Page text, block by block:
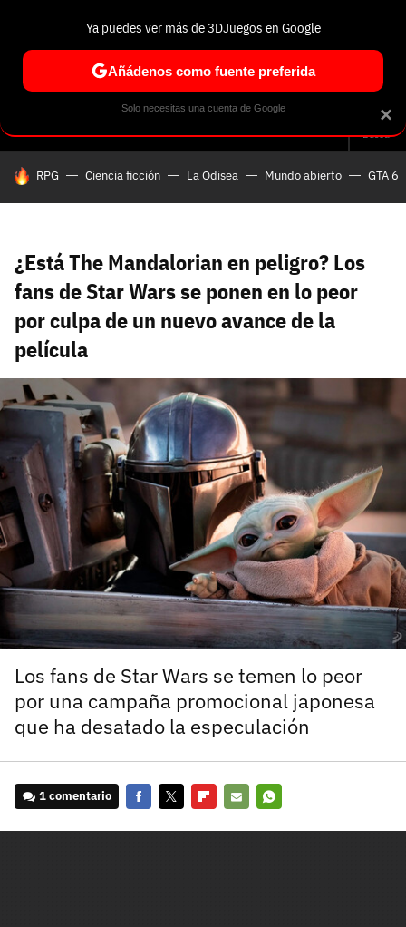
Buscar
HOY SE HABLA DE
RPG Ciencia ficción La Odisea Mundo abierto GTA 6
¿Está The Mandalorian en peligro? Los
fans de Star Wars se ponen en lo peor
por culpa de un nuevo avance de la
película
Los fans de Star Wars se temen lo peor
por una campaña promocional japonesa
que ha desatado la especulación
1 comentario
Entra en 3DJuegos
Correo electrónico
Contraseña
Iniciar sesión Recuperar contraseña
¿Todavía no tienes cuenta?
Regístrate gratis
El inicio de sesión con Facebook ya no está
disponible, pero puedes seguir usando tu cuenta
de 3DJuegos:
Recupera tu acceso con Facebook
Regístrate en 3DJuegos
Correo electrónico
Contraseña (mínimo 6 caracteres)
Nombre de usuario
Se usa para la dirección de tu página de usuario.
Piénsalo bien porque no podrás cambiarlo. Mínimo 3
caracteres, se pueden usar números (no como
carácter inicial), pero no mayúsculas, espacios, tildes
o caracteres especiales.
He leído y acepto lapolitica de privacidad y
de participación
Registrarse en 3DJuegos
Entra con Google
¿Ya tienes cuenta?
Recuperar contraseña
Correo electrónico
Recuperar contraseña Cancelar
Te enviaremos un correo electrónico con un
Facebook:
Recuperar contraseña
×
Ya puedes ver más de 3DJuegos en Google
Añádenos como fuente preferida
Solo necesitas una cuenta de Google